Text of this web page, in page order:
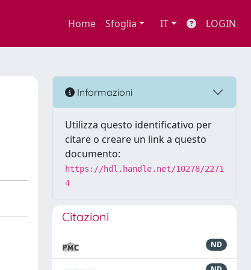
Home Sfoglia IT LOGIN
Informazioni
Utilizza questo identificativo per
citare o creare un link a questo
documento:
https://hdl.handle.net/10278/2271
4
Citazioni
ND